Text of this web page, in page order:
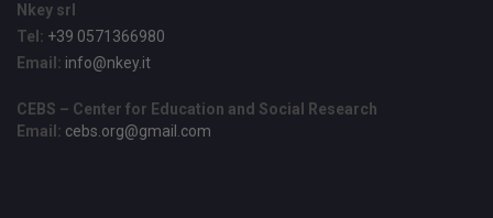
Nkey srl
Tel: +39 0571366980
Email: info@nkey.it
CEBS – Center for Education and Social Research
Email: cebs.org@gmail.com